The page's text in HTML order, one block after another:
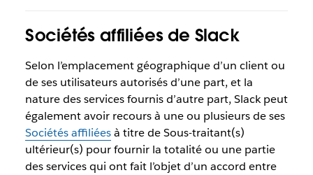
Sociétés affiliées de Slack
Selon l’emplacement géographique d’un client ou
de ses utilisateurs autorisés d’une part, et la
nature des services fournis d’autre part, Slack peut
également avoir recours à une ou plusieurs de ses
Sociétés affiliéesà titre de Sous-traitant(s)
ultérieur(s) pour fournir la totalité ou une partie
des services qui ont fait l’objet d’un accord entre